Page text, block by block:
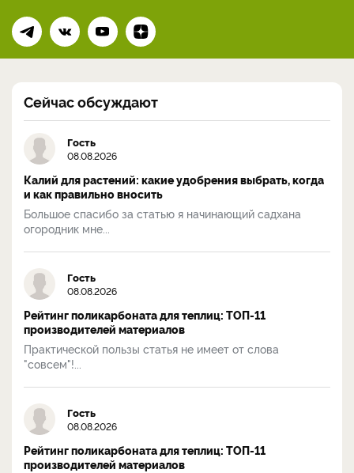
Сейчас обсуждают
Гость
08.08.2026
Калий для растений: какие удобрения выбрать, когда
и как правильно вносить
Большое спасибо за статью я начинающий садхана
огородник мне...
Гость
08.08.2026
Рейтинг поликарбоната для теплиц: ТОП-11
производителей материалов
Практической пользы статья не имеет от слова
"совсем"!...
Гость
08.08.2026
Рейтинг поликарбоната для теплиц: ТОП-11
производителей материалов